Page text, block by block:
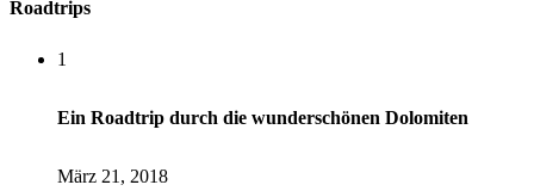
Roadtrips
1
Ein Roadtrip durch die wunderschönen Dolomiten
März 21, 2018